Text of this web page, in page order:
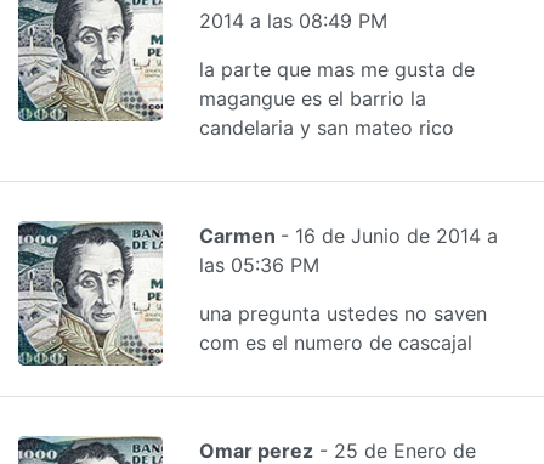
2014 a las 08:49 PM
la parte que mas me gusta de
magangue es el barrio la
candelaria y san mateo rico
Carmen - 16 de Junio de 2014 a
las 05:36 PM
una pregunta ustedes no saven
com es el numero de cascajal
Omar perez - 25 de Enero de